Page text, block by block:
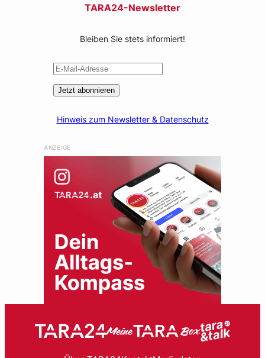
TARA24-Newsletter
Bleiben Sie stets informiert!
Jetzt abonnieren
Hinweis zum Newsletter & Datenschutz
ANZEIGE